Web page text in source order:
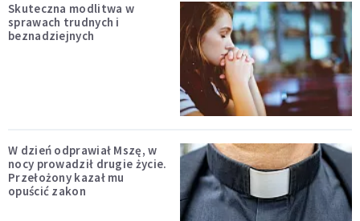
Skuteczna modlitwa w
sprawach trudnych i
beznadziejnych
W dzień odprawiał Mszę, w
nocy prowadził drugie życie.
Przełożony kazał mu
opuścić zakon